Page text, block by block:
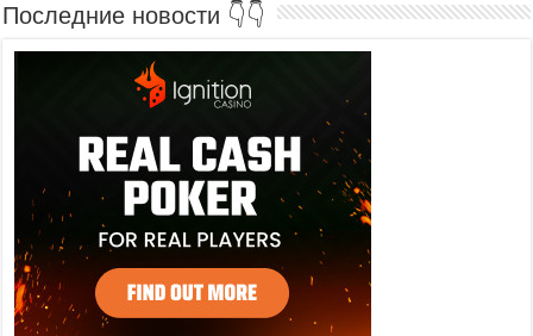
Последние новости 👇👇